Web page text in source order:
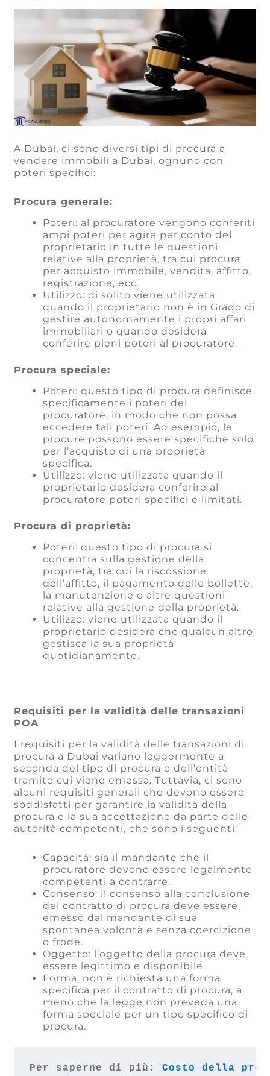
A Dubai, ci sono diversi tipi di procura a
vendere immobili a Dubai, ognuno con
poteri specifici:
Procura generale:
Poteri: al procuratore vengono conferiti
ampi poteri per agire per conto del
proprietario in tutte le questioni
relative alla proprietà, tra cui procura
per acquisto immobile, vendita, affitto,
registrazione, ecc.
Utilizzo: di solito viene utilizzata
quando il proprietario non è in Grado di
gestire autonomamente i propri affari
immobiliari o quando desidera
conferire pieni poteri al procuratore.
Procura speciale:
Poteri: questo tipo di procura definisce
specificamente i poteri del
procuratore, in modo che non possa
eccedere tali poteri. Ad esempio, le
procure possono essere specifiche solo
per l’acquisto di una proprietà
specifica.
Utilizzo: viene utilizzata quando il
proprietario desidera conferire al
procuratore poteri specifici e limitati.
Procura di proprietà:
Poteri: questo tipo di procura si
concentra sulla gestione della
proprietà, tra cui la riscossione
dell’affitto, il pagamento delle bollette,
la manutenzione e altre questioni
relative alla gestione della proprietà.
Utilizzo: viene utilizzata quando il
proprietario desidera che qualcun altro
gestisca la sua proprietà
quotidianamente.
Requisiti per la validità delle transazioni
POA
I requisiti per la validità delle transazioni di
procura a Dubai variano leggermente a
seconda del tipo di procura e dell’entità
tramite cui viene emessa. Tuttavia, ci sono
alcuni requisiti generali che devono essere
soddisfatti per garantire la validità della
procura e la sua accettazione da parte delle
autorità competenti, che sono i seguenti:
Capacità: sia il mandante che il
procuratore devono essere legalmente
competenti a contrarre.
Consenso: il consenso alla conclusione
del contratto di procura deve essere
emesso dal mandante di sua
spontanea volontà e senza coercizione
o frode.
Oggetto: l’oggetto della procura deve
essere legittimo e disponibile.
Forma: non è richiesta una forma
specifica per il contratto di procura, a
meno che la legge non preveda una
forma speciale per un tipo specifico di
procura.
Per saperne di più: Costo della